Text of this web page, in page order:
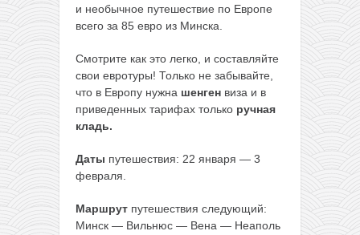
и необычное путешествие по Европе
всего за 85 евро из Минска.
Смотрите как это легко, и составляйте
свои евротуры! Только не забывайте,
что в Европу нужна шенген виза и в
приведенных тарифах только ручная
кладь.
Даты путешествия: 22 января — 3
февраля.
Маршрут путешествия следующий:
Минск — Вильнюс — Вена — Неаполь